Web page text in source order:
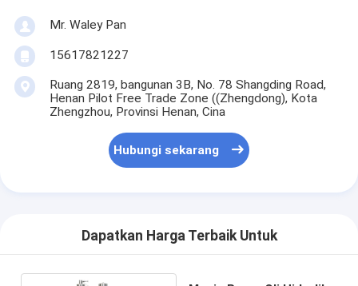
Mr. Waley Pan
15617821227
Ruang 2819, bangunan 3B, No. 78 Shangding Road,
Henan Pilot Free Trade Zone ((Zhengdong), Kota
Zhengzhou, Provinsi Henan, Cina
Hubungi sekarang
Dapatkan Harga Terbaik Untuk